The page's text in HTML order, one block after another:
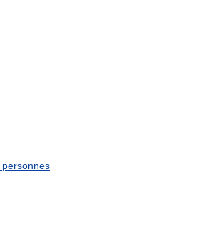
personnes